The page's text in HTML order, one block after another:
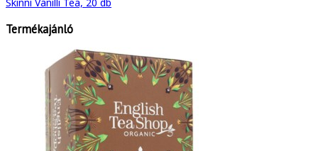
Termékajánló